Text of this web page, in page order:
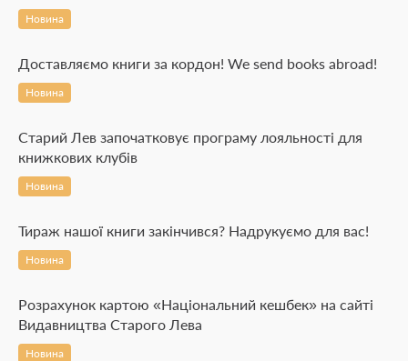
Новина
Доставляємо книги за кордон! We send books abroad!
Новина
Старий Лев започатковує програму лояльності для
книжкових клубів
Новина
Тираж нашої книги закінчився? Надрукуємо для вас!
Новина
Розрахунок картою «Національний кешбек» на сайті
Видавництва Старого Лева
Новина